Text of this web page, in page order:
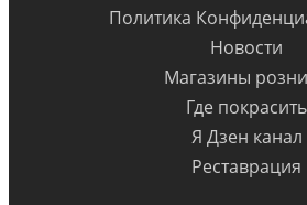
Политика
Новости
Магазины
Где покрасить
Я Дзен канал
Реставрация